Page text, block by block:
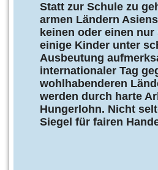
Statt zur Schule zu
armen Ländern
keinen oder einen
einige Kinder unter
Ausbeutung
internationaler Tag
wohlhabenderen
werden durch harte
Hungerlohn. Nicht
Siegel für fairen